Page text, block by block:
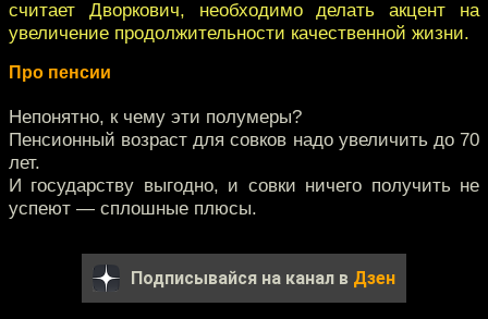
считает Дворкович, необходимо делать акцент на
увеличение продолжительности качественной жизни.
Про пенсии
Непонятно, к чему эти полумеры?
Пенсионный возраст для совков надо увеличить до 70
лет.
И государству выгодно, и совки ничего получить не
успеют — сплошные плюсы.
Подписывайся на канал в Дзен